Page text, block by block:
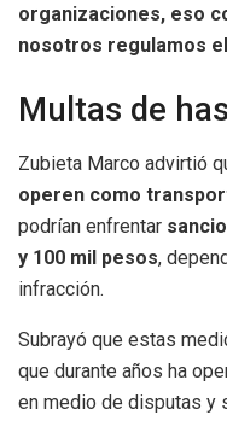
organizaciones, eso
nosotros regulamos
Multas de
Zubieta Marco advirtió
operen como
podrían enfrentar
y 100 mil pesos,
infracción.
Subrayó que estas
que durante años ha
en medio de disputas y